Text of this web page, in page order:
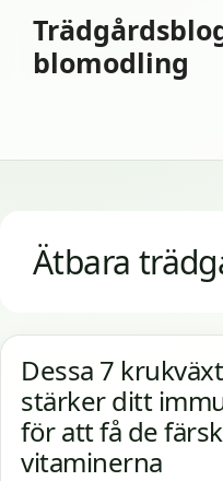
innehållblomodling
Ätbara
Dessa 7
stärker ditt
för att få de
vitaminerna